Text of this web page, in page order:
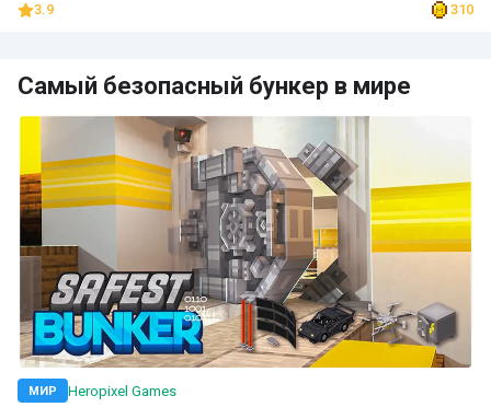
3.9 310
Самый безопасный бункер в мире
МИР Heropixel Games